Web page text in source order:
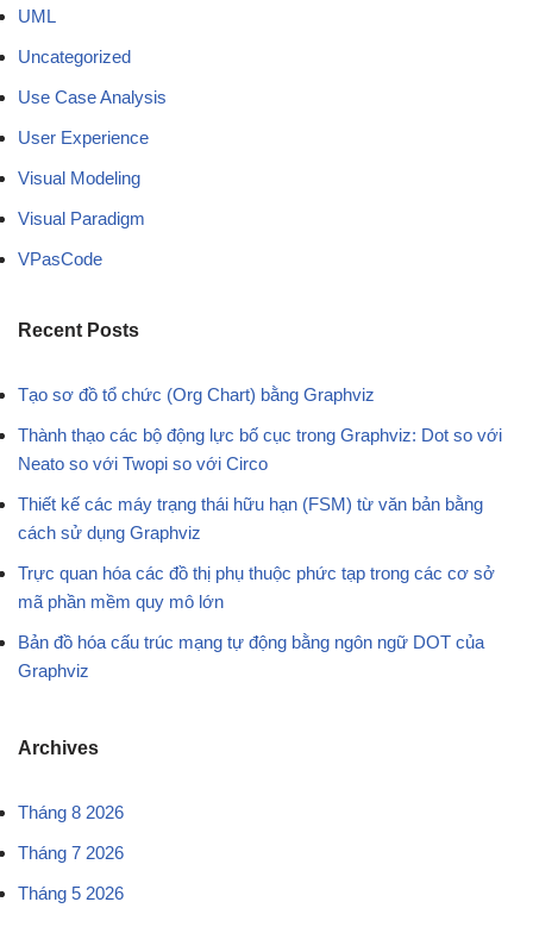
UML
Uncategorized
Use Case Analysis
User Experience
Visual Modeling
Visual Paradigm
VPasCode
Recent Posts
Tạo sơ đồ tổ chức (Org Chart) bằng Graphviz
Thành thạo các bộ động lực bố cục trong Graphviz: Dot so với
Neato so với Twopi so với Circo
Thiết kế các máy trạng thái hữu hạn (FSM) từ văn bản bằng
cách sử dụng Graphviz
Trực quan hóa các đồ thị phụ thuộc phức tạp trong các cơ sở
mã phần mềm quy mô lớn
Bản đồ hóa cấu trúc mạng tự động bằng ngôn ngữ DOT của
Graphviz
Archives
Tháng 8 2026
Tháng 7 2026
Tháng 5 2026